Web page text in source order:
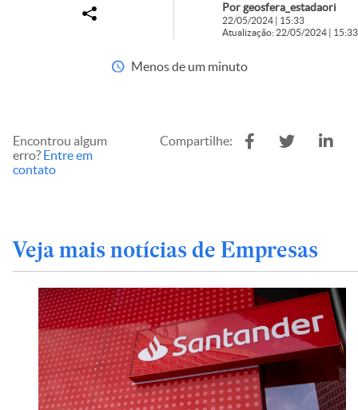
Por geosfera_estadaori
22/05/2024 | 15:33
Atualização: 22/05/2024 | 15:33
Menos de um minuto
Encontrou algum
erro? Entre em
contato
Compartilhe:
Veja mais notícias de Empresas